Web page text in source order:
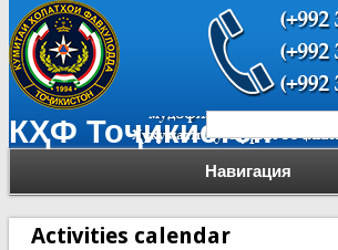
КҲФ Тоҷикистон
Навигация
Форма
Activities calendar